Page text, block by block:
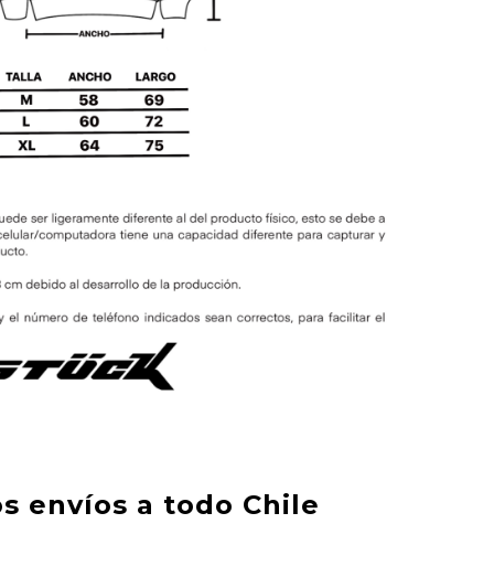
envíos a todo Chile